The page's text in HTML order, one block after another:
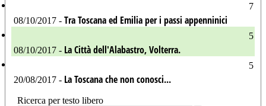
7
08/10/2017 - Tra Toscana ed Emilia per i passi appenninici
5
08/10/2017 - La Città dell'Alabastro, Volterra.
5
20/08/2017 - La Toscana che non conosci...
Ricerca per testo libero